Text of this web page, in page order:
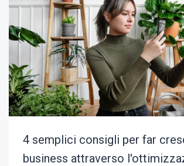
4 semplici consigli per far
business attraverso